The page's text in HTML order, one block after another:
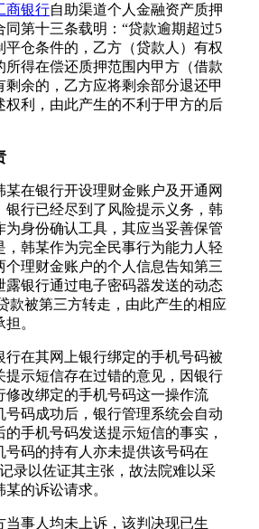
商银行自助渠道个人金融资产质押
第十三条载明：“贷款逾期超过5
平仓条件的，乙方（贷款人）有权
所得在偿还质押范围内甲方（借款
剩余的，乙方应将剩余部分退还甲
权利，由此产生的不利于甲方的后
在银行开设理财金账户及开通网
银行已经尽到了风险提示义务，韩
为身份确认工具，其应当妥善保管
，韩某作为完全民事行为能力人轻
个理财金账户的个人信息告知第三
露银行通过电子密码器发送的动态
款被第三方转走，由此产生的相应
。
在其网上银行绑定的手机号码被
提示短信存在过错的意见，因银行
修改绑定的手机号码这一操作流
号码成功后，银行管理系统会自动
手机号码发送提示短信的事实，
号码的持有人亦未提供该号码在
录以佐证其主张，故法院难以采
的诉讼请求。
事人均未上诉，该判决现已生